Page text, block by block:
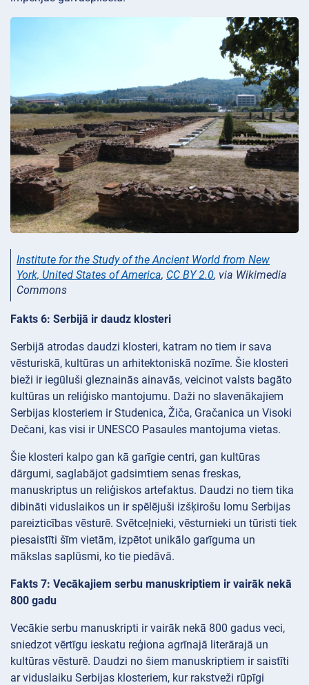
Institute for the Study of the Ancient World from New
York, United States of America, CC BY 2.0, via Wikimedia
Commons
Fakts 6: Serbijā ir daudz klosteri
Serbijā atrodas daudzi klosteri, katram no tiem ir sava
vēsturiskā, kultūras un arhitektoniskā nozīme. Šie klosteri
bieži ir iegūluši gleznainās ainavās, veicinot valsts bagāto
kultūras un reliģisko mantojumu. Daži no slavenākajiem
Serbijas klosteriem ir Studenica, Žiča, Gračanica un Visoki
Dečani, kas visi ir UNESCO Pasaules mantojuma vietas.
Šie klosteri kalpo gan kā garīgie centri, gan kultūras
dārgumi, saglabājot gadsimtiem senas freskas,
manuskriptus un reliģiskos artefaktus. Daudzi no tiem tika
dibināti viduslaikos un ir spēlējuši izšķirošu lomu Serbijas
pareizticības vēsturē. Svētceļnieki, vēsturnieki un tūristi tiek
piesaistīti šīm vietām, izpētot unikālo garīguma un
mākslas saplūsmi, ko tie piedāvā.
Fakts 7: Vecākajiem serbu manuskriptiem ir vairāk nekā
800 gadu
Vecākie serbu manuskripti ir vairāk nekā 800 gadus veci,
sniedzot vērtīgu ieskatu reģiona agrīnajā literārajā un
kultūras vēsturē. Daudzi no šiem manuskriptiem ir saistīti
ar viduslaiku Serbijas klosteriem, kur rakstveži rūpīgi